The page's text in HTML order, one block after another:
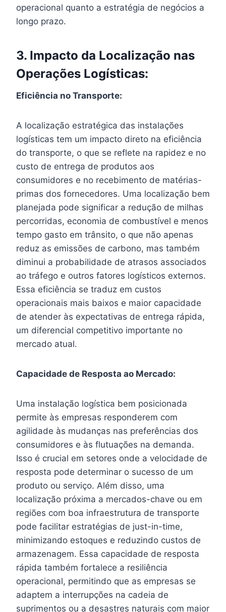
operacional quanto a estratégia de negócios a
longo prazo.
3. Impacto da Localização nas
Operações Logísticas:
Eficiência no Transporte:
A localização estratégica das instalações
logísticas tem um impacto direto na eficiência
do transporte, o que se reflete na rapidez e no
custo de entrega de produtos aos
consumidores e no recebimento de matérias-
primas dos fornecedores. Uma localização bem
planejada pode significar a redução de milhas
percorridas, economia de combustível e menos
tempo gasto em trânsito, o que não apenas
reduz as emissões de carbono, mas também
diminui a probabilidade de atrasos associados
ao tráfego e outros fatores logísticos externos.
Essa eficiência se traduz em custos
operacionais mais baixos e maior capacidade
de atender às expectativas de entrega rápida,
um diferencial competitivo importante no
mercado atual.
Capacidade de Resposta ao Mercado:
Uma instalação logística bem posicionada
permite às empresas responderem com
agilidade às mudanças nas preferências dos
consumidores e às flutuações na demanda.
Isso é crucial em setores onde a velocidade de
resposta pode determinar o sucesso de um
produto ou serviço. Além disso, uma
localização próxima a mercados-chave ou em
regiões com boa infraestrutura de transporte
pode facilitar estratégias de just-in-time,
minimizando estoques e reduzindo custos de
armazenagem. Essa capacidade de resposta
rápida também fortalece a resiliência
operacional, permitindo que as empresas se
adaptem a interrupções na cadeia de
suprimentos ou a desastres naturais com maior